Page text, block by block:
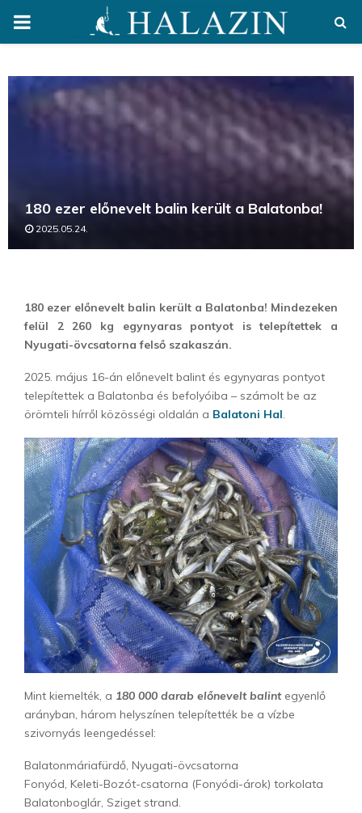
PRIMARY
180 ezer előnevelt balin került a Balatonba!
2025.05.24.
180 ezer előnevelt balin került a Balatonba! Mindezeken
felül 2 260 kg egynyaras pontyot is telepítettek a
Nyugati-övcsatorna felső szakaszán.
2025. május 16-án előnevelt balint és egynyaras pontyot
telepítettek a Balatonba és befolyóiba – számolt be az
örömteli hírről közösségi oldalán a Balatoni Hal.
Mint kiemelték, a 180 000 darab előnevelt balintegyenlő
arányban, három helyszínen telepítették be a vízbe
szivornyás leengedéssel:
Balatonmáriafürdő, Nyugati-övcsatorna
Fonyód, Keleti-Bozót-csatorna (Fonyódi-árok) torkolata
Balatonboglár, Sziget strand.